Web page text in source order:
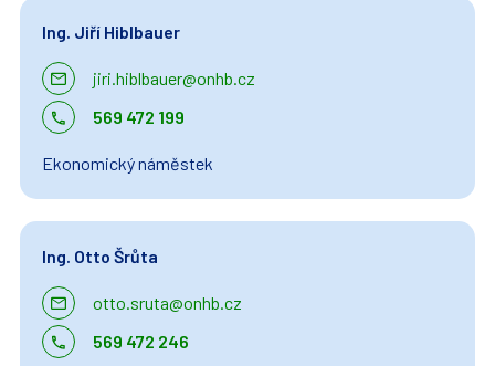
Ing. Jiří Hiblbauer
jiri.hiblbauer@onhb.cz
569 472 199
Ekonomický náměstek
Ing. Otto Šrůta
otto.sruta@onhb.cz
569 472 246